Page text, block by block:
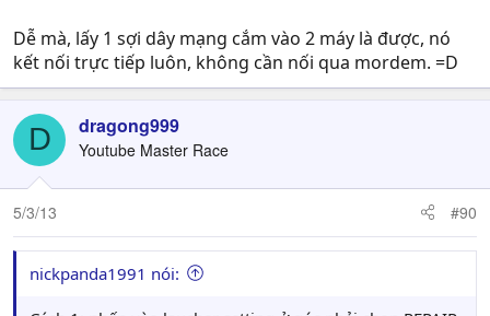
Dễ mà, lấy 1 sợi dây mạng cắm vào 2 máy là được, nó
kết nối trực tiếp luôn, không cần nối qua mordem. =D
D dragong999
Youtube Master Race
5/3/13 #90
nickpanda1991 nói: